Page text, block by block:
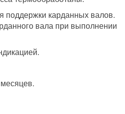
поддержки карданных валов.
вала при выполнении